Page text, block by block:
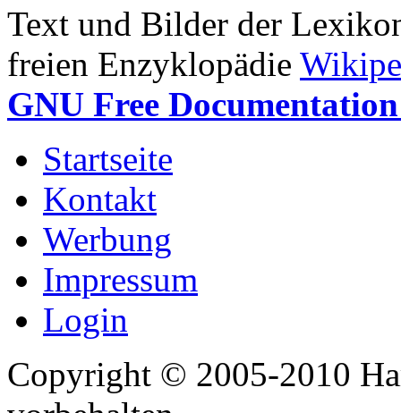
Text und Bilder der
freien Enzyklopädie
GNU Free
Startseite
Kontakt
Werbung
Impressum
Login
Copyright © 2005-2010